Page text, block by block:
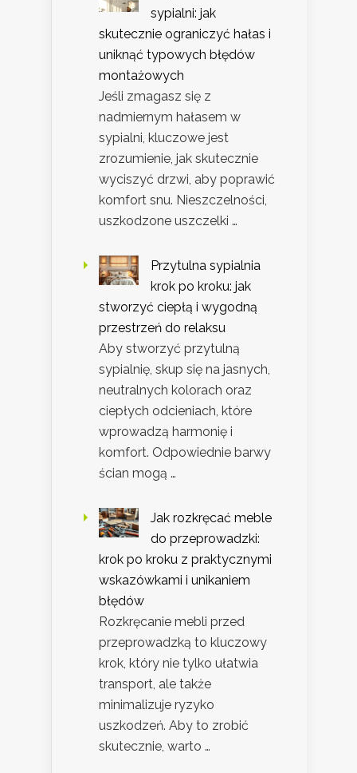
sypialni: jak
skutecznie ograniczyć hałas i
uniknąć typowych błędów
montażowych
Jeśli zmagasz się z
nadmiernym hałasem w
sypialni, kluczowe jest
zrozumienie, jak skutecznie
wyciszyć drzwi, aby poprawić
komfort snu. Nieszczelności,
uszkodzone uszczelki …
Przytulna sypialnia
krok po kroku: jak
stworzyć ciepłą i wygodną
przestrzeń do relaksu
Aby stworzyć przytulną
sypialnię, skup się na jasnych,
neutralnych kolorach oraz
ciepłych odcieniach, które
wprowadzą harmonię i
komfort. Odpowiednie barwy
ścian mogą …
Jak rozkręcać meble
do przeprowadzki:
krok po kroku z praktycznymi
wskazówkami i unikaniem
błędów
Rozkręcanie mebli przed
przeprowadzką to kluczowy
krok, który nie tylko ułatwia
transport, ale także
minimalizuje ryzyko
uszkodzeń. Aby to zrobić
skutecznie, warto …